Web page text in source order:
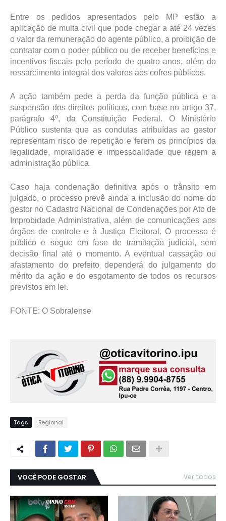
Entre os pedidos apresentados pelo MP estão a
aplicação de multa civil que pode chegar a até 24 vezes
o valor da remuneração do agente público, a proibição de
contratar com o poder público ou de receber benefícios e
incentivos fiscais pelo período de quatro anos, além do
ressarcimento integral dos valores aos cofres públicos.
A ação também pede a perda da função pública e a
suspensão dos direitos políticos, com base no artigo 37,
parágrafo 4º, da Constituição Federal. O Ministério
Público sustenta que as condutas atribuídas ao gestor
representam risco de repetição e ferem os princípios da
legalidade, moralidade e impessoalidade que regem a
administração pública.
Caso haja condenação definitiva após o trânsito em
julgado, o processo prevê ainda a inclusão do nome do
gestor no Cadastro Nacional de Condenações por Ato de
Improbidade Administrativa, além de comunicações aos
órgãos de controle e à Justiça Eleitoral. O processo é
público e segue em fase de tramitação judicial, sem
decisão final até o momento. A eventual cassação ou
afastamento do prefeito dependerá do julgamento do
mérito da ação e do esgotamento de todos os recursos
previstos em lei.
FONTE: O Sobralense
Tags Regional
VOCÊ PODE GOSTAR Ver todos